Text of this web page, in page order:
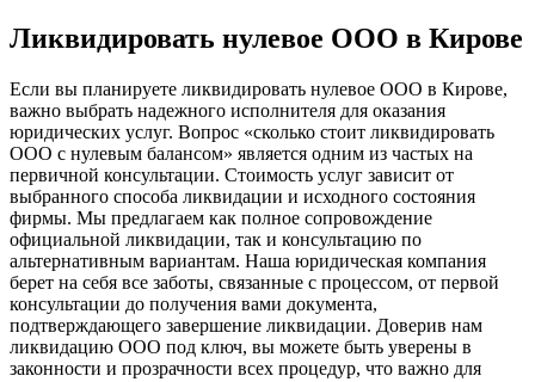
Ликвидировать нулевое ООО в Кирове
Если вы планируете ликвидировать нулевое ООО в Кирове,
важно выбрать надежного исполнителя для оказания
юридических услуг. Вопрос «сколько стоит ликвидировать
ООО с нулевым балансом» является одним из частых на
первичной консультации. Стоимость услуг зависит от
выбранного способа ликвидации и исходного состояния
фирмы. Мы предлагаем как полное сопровождение
официальной ликвидации, так и консультацию по
альтернативным вариантам. Наша юридическая компания
берет на себя все заботы, связанные с процессом, от первой
консультации до получения вами документа,
подтверждающего завершение ликвидации. Доверив нам
ликвидацию ООО под ключ, вы можете быть уверены в
законности и прозрачности всех процедур, что важно для